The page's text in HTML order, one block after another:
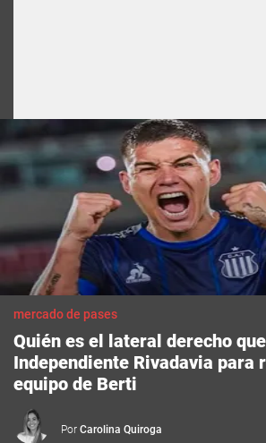
mercado de pases
Quién es el lateral derecho
Independiente Rivadavia para
equipo de Berti
Por Carolina Quiroga